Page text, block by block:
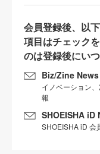
会員登録後、以
項目はチェック
のは登録後にい
Biz/Zine News
イノベーション
報
SHOEISHA iD
SHOEISHA iD 会